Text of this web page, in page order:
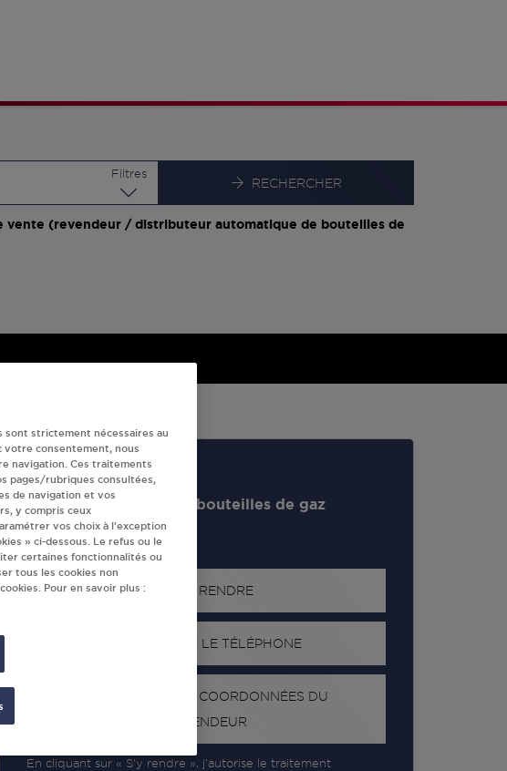
Filtres
RECHERCHER
(revendeur / distributeur automatique de bouteilles de
Revendeur de bouteilles de gaz
S'Y RENDRE
AFFICHER LE TÉLÉPHONE
RECEVOIR LES COORDONNÉES DU
REVENDEUR
En cliquant sur « S’y rendre », j’autorise le traitement
sont strictement nécessaires au
consentement, nous
navigation. Ces traitements
pages/rubriques consultées,
de navigation et vos
y compris ceux
vos choix à l’exception
» ci-dessous. Le refus ou le
certaines fonctionnalités ou
tous les cookies non
Pour en savoir plus :